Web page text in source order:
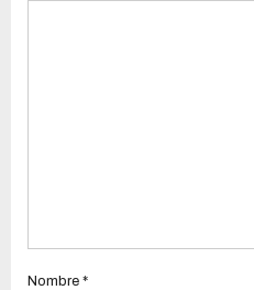
Nombre *